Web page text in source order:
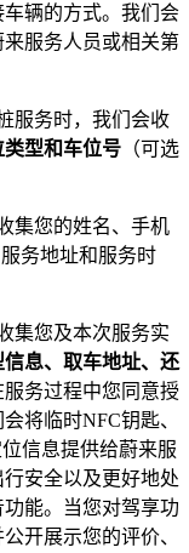
辆的方式。我们会
来服务人员或相关第
服务时，我们会收
型和车位号 （可选
集您的姓名、手机
务地址和服务时
集您及本次服务实
息、取车地址、还
服务过程中您同意授
将临时NFC钥匙、
信息提供给蔚来服
安全以及更好地处
能。当您对驾享功
开展示您的评价、